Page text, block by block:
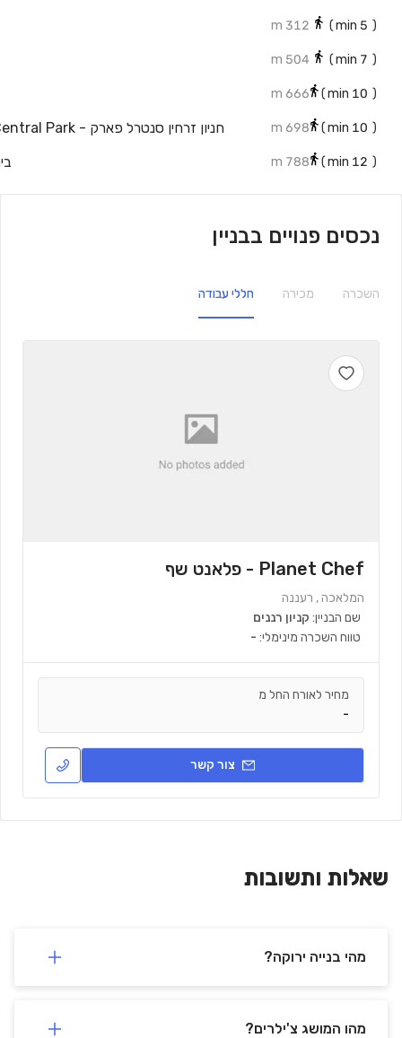
(
5
312 m
(
7
504 m
(
10
666 m
(
10
698 m
(
12
788 m
נכסים פנויים בבניין
השכרה מכירה חללי עבודה
Planet Chef - פלאנט שף
המלאכה , רעננה
שם הבניין: קניון רננים
טווח השכרה מינימלי: -
מחיר לאורח החל מ
-
צור קשר
שאלות ותשובות
מהי בנייה ירוקה?
מהו המושג צ'ילרים?